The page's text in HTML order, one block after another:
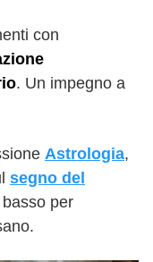
con
. Un impegno a
Astrologia,
segno del
per